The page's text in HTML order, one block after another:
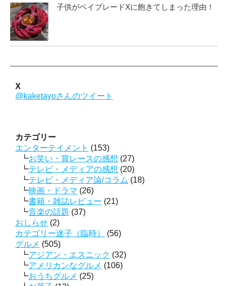
子供がベイブレードXに飽きてしまった理由！
X
@kaketayoさんのツイート
カテゴリー
エンターテイメント (153)
お笑い・賞レースの感想 (27)
テレビ・メディアの感想 (20)
テレビ・メディア論/コラム (18)
映画・ドラマ (26)
書籍・雑誌レビュー (21)
音楽の話題 (37)
おしらせ (2)
カテゴリー迷子（臨時）
(56)
グルメ (505)
アジアン・エスニック (32)
アメリカンなグルメ (106)
おうちグルメ (25)